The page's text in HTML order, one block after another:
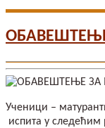
Ученици –
испита у следећим